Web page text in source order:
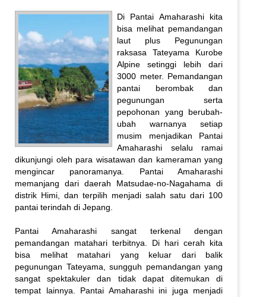
Di Pantai Amaharashi kita
bisa melihat pemandangan
laut plus Pegunungan
raksasa Tateyama Kurobe
Alpine setinggi lebih dari
3000 meter. Pemandangan
pantai berombak dan
pegunungan serta
pepohonan yang berubah-
ubah warnanya setiap
musim menjadikan Pantai
Amaharashi selalu ramai
dikunjungi oleh para wisatawan dan kameraman yang
mengincar panoramanya. Pantai Amaharashi
memanjang dari daerah Matsudae-no-Nagahama di
distrik Himi, dan terpilih menjadi salah satu dari 100
pantai terindah di Jepang.
Pantai Amaharashi sangat terkenal dengan
pemandangan matahari terbitnya. Di hari cerah kita
bisa melihat matahari yang keluar dari balik
pegunungan Tateyama, sungguh pemandangan yang
sangat spektakuler dan tidak dapat ditemukan di
tempat lainnya. Pantai Amaharashi ini juga menjadi